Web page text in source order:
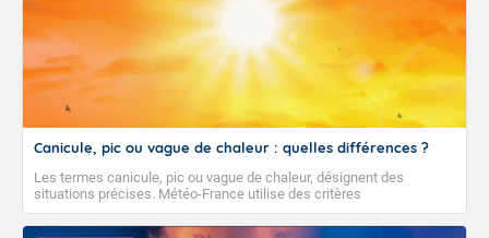
Canicule, pic ou vague de chaleur : quelles différences ?
Les termes canicule, pic ou vague de chaleur, désignent des
situations précises. Météo-France utilise des critères
climatologiques pour évaluer et qualifier les épisodes de chaleur qui
peuvent avoir des impacts sanitaires et socio-économiques